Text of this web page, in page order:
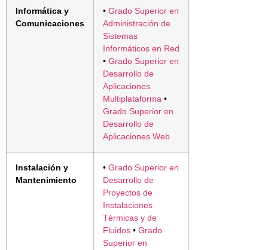
Informática y
Comunicaciones
• Grado Superior en
Administración de
Sistemas
Informáticos en Red
• Grado Superior en
Desarrollo de
Aplicaciones
Multiplataforma •
Grado Superior en
Desarrollo de
Aplicaciones Web
Instalación y
Mantenimiento
• Grado Superior en
Desarrollo de
Proyectos de
Instalaciones
Térmicas y de
Fluidos • Grado
Superior en